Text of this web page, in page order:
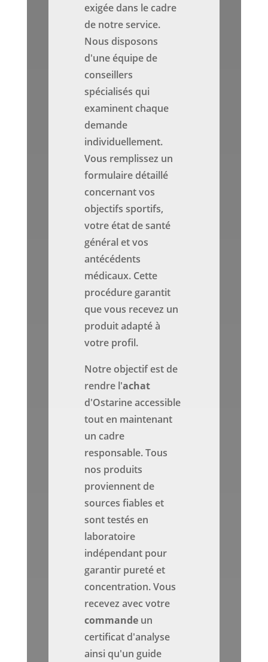
exigée dans le cadre
de notre service.
Nous disposons
d'une équipe de
conseillers
spécialisés qui
examinent chaque
demande
individuellement.
Vous remplissez un
formulaire détaillé
concernant vos
objectifs sportifs,
votre état de santé
général et vos
antécédents
médicaux. Cette
procédure garantit
que vous recevez un
produit adapté à
votre profil.
Notre objectif est de
rendre l'achat
d'Ostarine accessible
tout en maintenant
un cadre
responsable. Tous
nos produits
proviennent de
sources fiables et
sont testés en
laboratoire
indépendant pour
garantir pureté et
concentration. Vous
recevez avec votre
commande un
certificat d'analyse
ainsi qu'un guide